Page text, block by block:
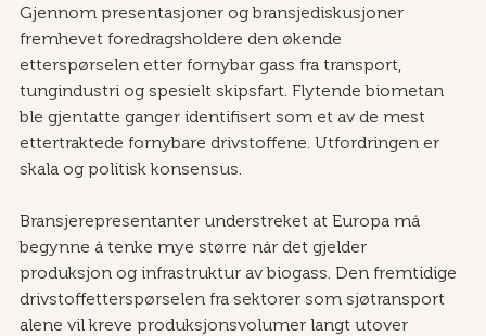
Gjennom presentasjoner og bransjediskusjoner
fremhevet foredragsholdere den økende
etterspørselen etter fornybar gass fra transport,
tungindustri og spesielt skipsfart. Flytende biometan
ble gjentatte ganger identifisert som et av de mest
ettertraktede fornybare drivstoffene. Utfordringen er
skala og politisk konsensus.
Bransjerepresentanter understreket at Europa må
begynne å tenke mye større når det gjelder
produksjon og infrastruktur av biogass. Den fremtidige
drivstoffetterspørselen fra sektorer som sjøtransport
alene vil kreve produksjonsvolumer langt utover